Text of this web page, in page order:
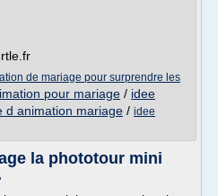
de mariage pour surprendre les
pour mariage / idee
d animation mariage / idee
la phototour mini